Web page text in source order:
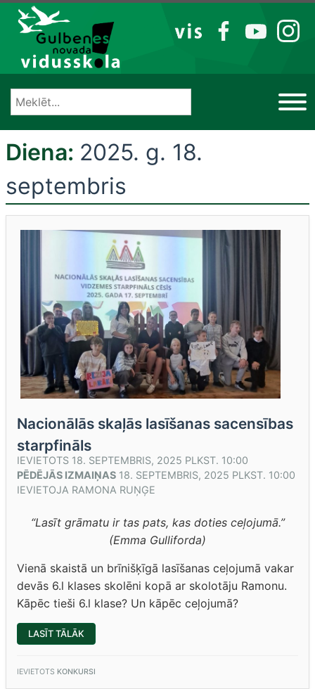
Izlaist
VIS
FB YT IG
Diena: 2025. g. 18.
septembris
Nacionālās skaļās lasīšanas sacensības
starpfināls
IEVIETOTS 18. SEPTEMBRIS, 2025 PLKST. 10:00
PĒDĒJĀS IZMAIŅAS 18. SEPTEMBRIS, 2025 PLKST. 10:00
IEVIETOJA RAMONA RUŅĢE
“Lasīt grāmatu ir tas pats, kas doties ceļojumā.”
(Emma Gulliforda)
Vienā skaistā un brīnišķīgā lasīšanas ceļojumā vakar
devās 6.l klases skolēni kopā ar skolotāju Ramonu.
Kāpēc tieši 6.l klase? Un kāpēc ceļojumā?
LASĪT TĀLĀK
SKAĻĀS
STARPFINĀLS”
IEVIETOTS KONKURSI